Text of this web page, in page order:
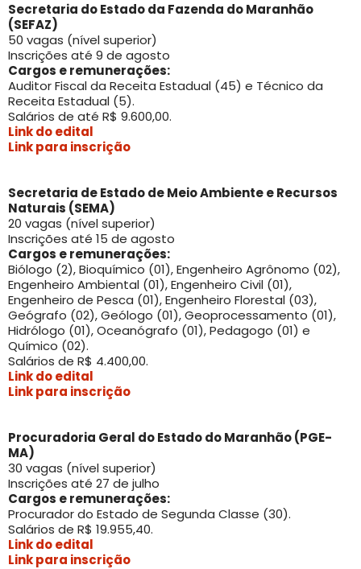
Secretaria do Estado da Fazenda do Maranhão
(SEFAZ)
50 vagas (nível superior)
Inscrições até 9 de agosto
Cargos e remunerações:
Auditor Fiscal da Receita Estadual (45) e Técnico da
Receita Estadual (5).
Salários de até R$ 9.600,00.
Link do edital
Link para inscrição
Secretaria de Estado de Meio Ambiente e Recursos
Naturais (SEMA)
20 vagas (nível superior)
Inscrições até 15 de agosto
Cargos e remunerações:
Biólogo (2), Bioquímico (01), Engenheiro Agrônomo (02),
Engenheiro Ambiental (01), Engenheiro Civil (01),
Engenheiro de Pesca (01), Engenheiro Florestal (03),
Geógrafo (02), Geólogo (01), Geoprocessamento (01),
Hidrólogo (01), Oceanógrafo (01), Pedagogo (01) e
Químico (02).
Salários de R$ 4.400,00.
Link do edital
Link para inscrição
Procuradoria Geral do Estado do Maranhão (PGE-
MA)
30 vagas (nível superior)
Inscrições até 27 de julho
Cargos e remunerações:
Procurador do Estado de Segunda Classe (30).
Salários de R$ 19.955,40.
Link do edital
Link para inscrição